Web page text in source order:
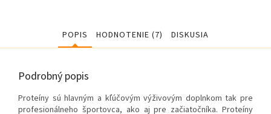
POPIS HODNOTENIE (7) DISKUSIA
Podrobný popis
Proteíny sú hlavným a kľúčovým výživovým doplnkom tak pre
profesionálneho športovca, ako aj pre začiatočníka. Proteíny